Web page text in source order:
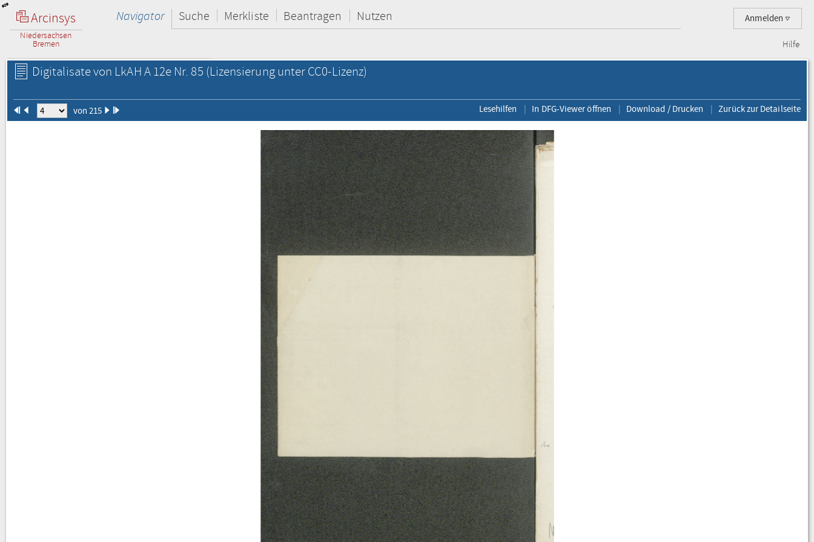
Arcinsys
Niedersachsen
Bremen
Anmelden
Navigator Suche Merkliste Beantragen Nutzen
Hilfe
Digitalisate von LkAH A 12e Nr. 85 (Lizensierung unter CC0-Lizenz)
von 215 Lesehilfen In DFG-Viewer öffnen Download / Drucken Zurück zur Detailseite